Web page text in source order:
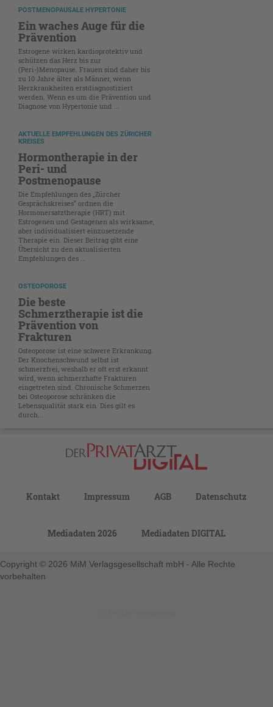
POSTMENOPAUSALE HYPERTONIE
Ein waches Auge für die
Prävention
Estrogene wirken kardioprotektiv und
schützen das Herz bis zur
(Peri-)Menopause. Frauen sind daher bis
zu 10 Jahre älter als Männer, wenn
Herzkrankheiten erstdiagnostiziert
werden. Wenn es um die Prävention und
Diagnose von Hypertonie und ...
AKTUELLE EMPFEHLUNGEN DES ZÜRICHER
KREISES
Hormontherapie in der
Peri- und
Postmenopause
Die Empfehlungen des „Zürcher
Gesprächskreises“ ordnen die
Hormonersatztherapie (HRT) mit
Estrogenen und Gestagenen als wirksame,
aber individualisiert einzusetzende
Therapie ein. Dieser Beitrag gibt eine
Übersicht zu den aktualisierten
Empfehlungen des ...
OSTEOPOROSE
Die beste
Schmerztherapie ist die
Prävention von
Frakturen
Osteoporose ist eine schwere Erkrankung.
Der Knochenschwund selbst ist
schmerzfrei, weshalb er oft erst erkannt
wird, wenn schmerzhafte Frakturen
eingetreten sind. Chronische Schmerzen
bei Osteoporose schränken die
Lebensqualität stark ein. Dies gilt es
durch...
Kontakt Impressum AGB Datenschutz
Mediadaten 2026 Mediadaten DIGITAL
Copyright © 2026 MiM Verlagsgesellschaft mbH - Alle Rechte
vorbehalten